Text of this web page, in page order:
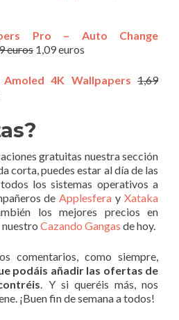
Pro – Auto Change
euros 1,09 euros
4K Wallpapers 1,69
gratuitas nuestra sección
corta, puedes estar al día de las
los sistemas operativos a
deApplesfera yXataka
los mejores precios en
Cazando Gangas de hoy.
comentarios, como siempre,
podáis añadir las ofertas de
. Y si queréis más, nos
¡Buen fin de semana a todos!